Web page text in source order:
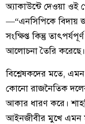
অ্যাকাউন্টে দেওয়া ওই
—“এনসিপিকে বিদায়
সংক্ষিপ্ত কিন্তু
আলোচনা তৈরি করেছে।
বিশ্লেষকদের মতে,
কোনো রাজনৈতিক দলের
আকার ধারণ করে।
আইনজীবীর মুখে এমন